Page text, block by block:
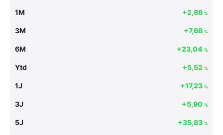
1M +2,88 %
3M +7,68 %
6M +23,04 %
Ytd +5,52 %
1J +17,23 %
3J +5,90 %
5J +35,83 %